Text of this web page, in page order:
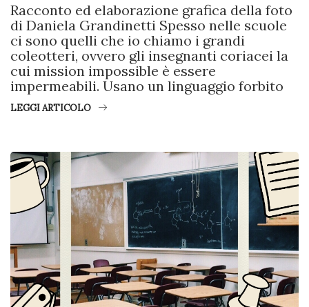
Racconto ed elaborazione grafica della foto
di Daniela Grandinetti Spesso nelle scuole
ci sono quelli che io chiamo i grandi
coleotteri, ovvero gli insegnanti coriacei la
cui mission impossible è essere
impermeabili. Usano un linguaggio forbito
LEGGI ARTICOLO